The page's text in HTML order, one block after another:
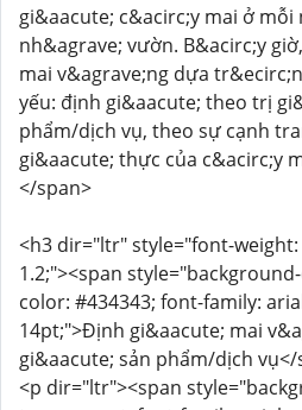
gi&aacute; c&acirc;y mai ở mỗi
nh&agrave; vườn. B&acirc;y
mai v&agrave;ng dựa
yếu: định gi&aacute; theo trị
phẩm/dịch vụ, theo sự cạnh
gi&aacute; thực của c&acirc;y
</span>
<h3 dir="ltr" style="font-
1.2;"><span
color: #434343; font-family:
14pt;">Định gi&aacute; mai
gi&aacute; sản phẩm/dịch
<p dir="ltr"><span